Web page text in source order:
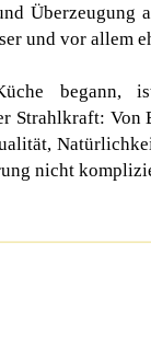
Überzeugung
und vor allem
begann,
Strahlkraft: Von
nicht